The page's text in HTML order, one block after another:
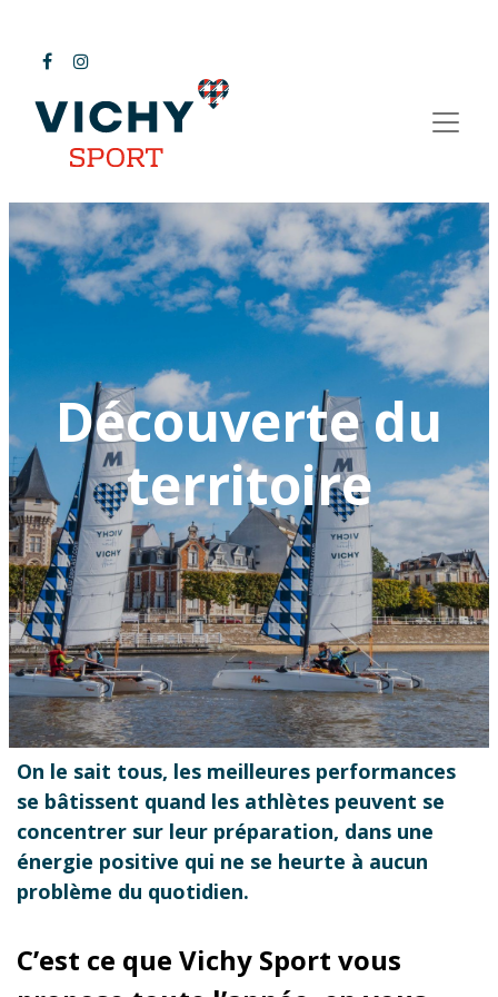
Découverte du
territoire
On le sait tous, les meilleures performances
se bâtissent quand les athlètes peuvent se
concentrer sur leur préparation, dans une
énergie positive qui ne se heurte à aucun
problème du quotidien.
C’est ce que Vichy Sport vous